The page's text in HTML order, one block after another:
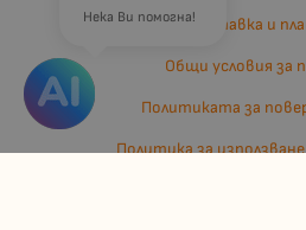
Доставка и
Общи условия за
Политиката за
Политика за
Нека Ви помогна!